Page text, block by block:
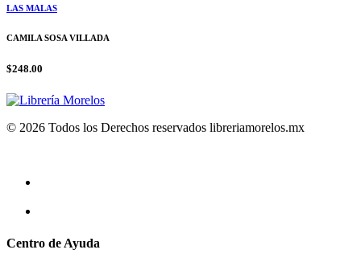
LAS MALAS
CAMILA SOSA VILLADA
$248.00
© 2026 Todos los Derechos reservados libreriamorelos.mx
Centro de Ayuda